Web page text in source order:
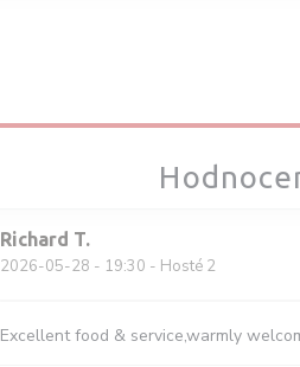
Richard T
2026-05-28 - 19:30 - Hosté 2
Excellent food & service,warmly